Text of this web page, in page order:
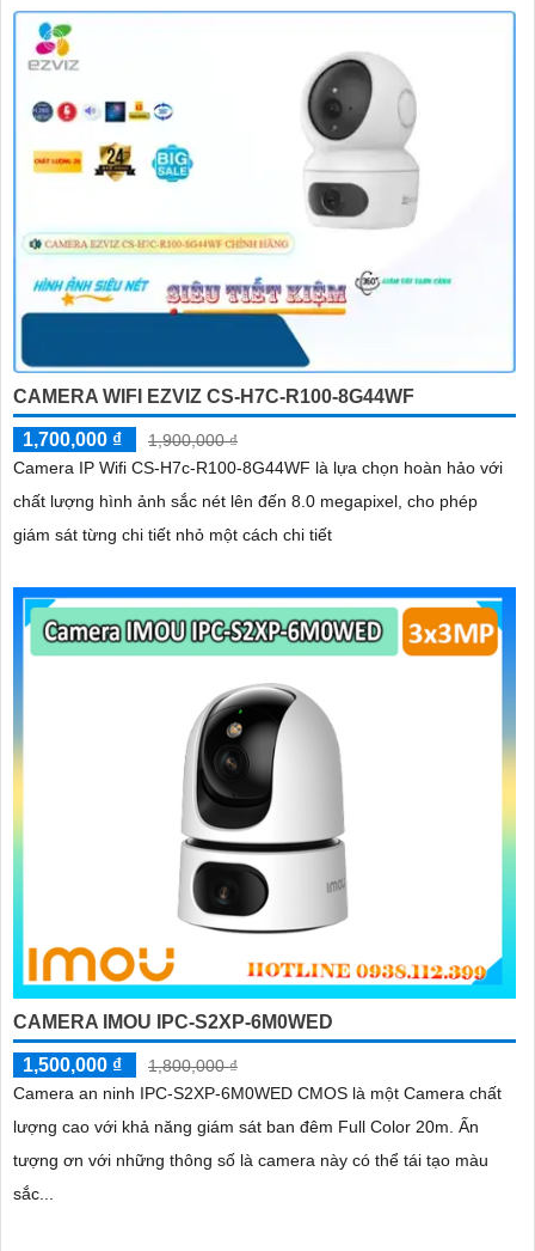
CAMERA WIFI EZVIZ CS-H7C-R100-8G44WF
1,700,000 ₫
1,900,000 ₫
Camera IP Wifi CS-H7c-R100-8G44WF là lựa chọn hoàn hảo với
chất lượng hình ảnh sắc nét lên đến 8.0 megapixel, cho phép
giám sát từng chi tiết nhỏ một cách chi tiết
CAMERA IMOU IPC-S2XP-6M0WED
1,500,000 ₫
1,800,000 ₫
Camera an ninh IPC-S2XP-6M0WED CMOS là một Camera chất
lượng cao với khả năng giám sát ban đêm Full Color 20m. Ấn
tượng ơn với những thông số là camera này có thể tái tạo màu
sắc...